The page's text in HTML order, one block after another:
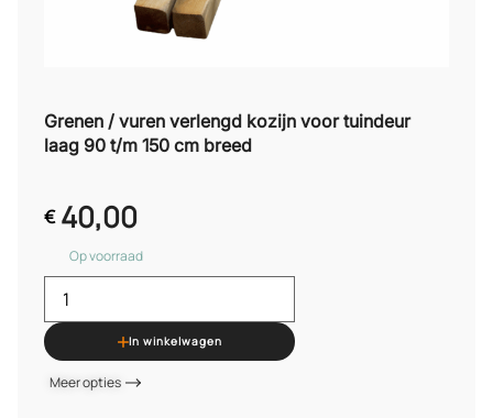
Grenen / vuren verlengd kozijn voor tuindeur
laag 90 t/m 150 cm breed
€40,00
Op voorraad
In winkelwagen
Meer opties